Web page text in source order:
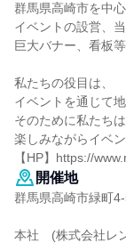
群⾺県⾼崎市を中
イベントの設営、
巨⼤バナー、看板
私たちの役目は、
イベントを通じて
そのために私たち
楽しみながらイベ
【HP】https://
開催地
群馬県高崎市緑町
本社 (株式会社レ